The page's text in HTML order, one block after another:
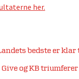
her.
bedste er
Give og KB triumferer